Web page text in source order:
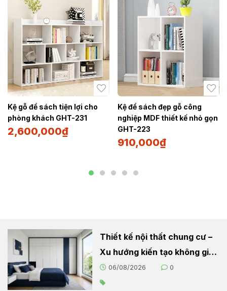
Kệ gỗ để sách tiện lợi cho
phòng khách GHT-231
2,600,000₫
Kệ để sách đẹp gỗ công
nghiệp MDF thiết kế nhỏ gọn
GHT-223
910,000₫
Thiết kế nội thất chung cư –
Xu hướng kiến tạo không gian
sống hiện đại
06/08/2026 0